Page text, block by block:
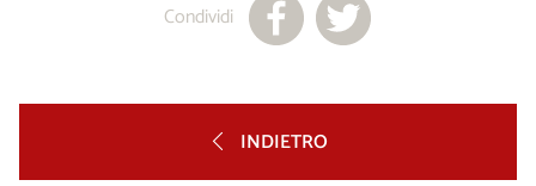
Condividi
INDIETRO